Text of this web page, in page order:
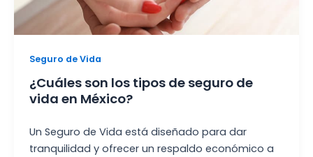
Seguro de Vida
¿Cuáles son los tipos de seguro de
vida en México?
Un Seguro de Vida está diseñado para dar
tranquilidad y ofrecer un respaldo económico a